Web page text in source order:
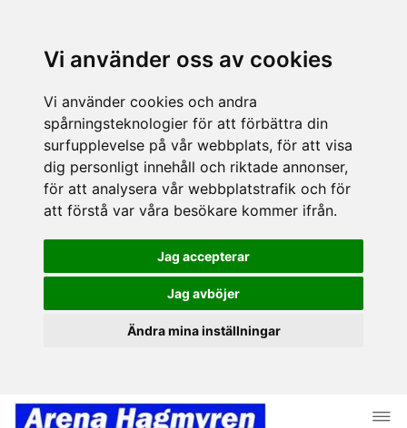
Vi använder oss av cookies
Vi använder cookies och andra
spårningsteknologier för att förbättra din
surfupplevelse på vår webbplats, för att visa
dig personligt innehåll och riktade annonser,
för att analysera vår webbplatstrafik och för
att förstå var våra besökare kommer ifrån.
Jag accepterar
Jag avböjer
Ändra mina inställningar